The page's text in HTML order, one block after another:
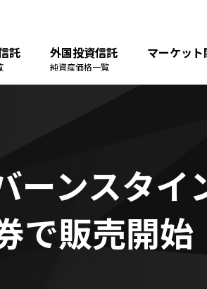
託 外国投資信託
純資産価格一覧
マーケット
ーンスタ
で販売開始